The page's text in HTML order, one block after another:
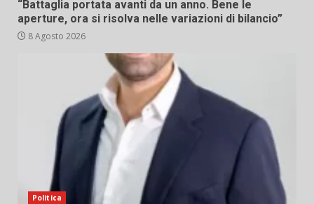
“Battaglia portata avanti da un anno. Bene le
aperture, ora si risolva nelle variazioni di bilancio”
8 Agosto 2026
Politica